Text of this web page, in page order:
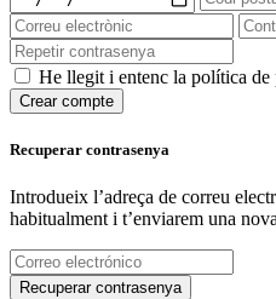
He llegit i entenc la política de
Crear compte
Recuperar contrasenya
Introdueix l’adreça de correu
habitualment i t’enviarem una
Recuperar contrasenya